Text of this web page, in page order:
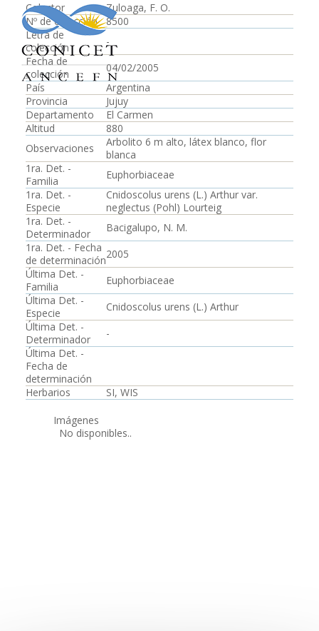
Colector
Zuloaga, F. O.
Nº de colección
8500
Letra de
colección
-
Fecha de
colección
04/02/2005
País
Argentina
Provincia
Jujuy
Departamento
El Carmen
Altitud
880
Observaciones
Arbolito 6 m alto, látex blanco, flor
blanca
1ra. Det. -
Familia
Euphorbiaceae
1ra. Det. -
Especie
Cnidoscolus urens (L.) Arthur var.
neglectus (Pohl) Lourteig
1ra. Det. -
Determinador
Bacigalupo, N. M.
1ra. Det. - Fecha
de determinación2005
Última Det. -
Familia
Euphorbiaceae
Última Det. -
Especie
Cnidoscolus urens (L.) Arthur
Última Det. -
Determinador
-
Última Det. -
Fecha de
determinación
Herbarios
SI, WIS
Imágenes
No disponibles..